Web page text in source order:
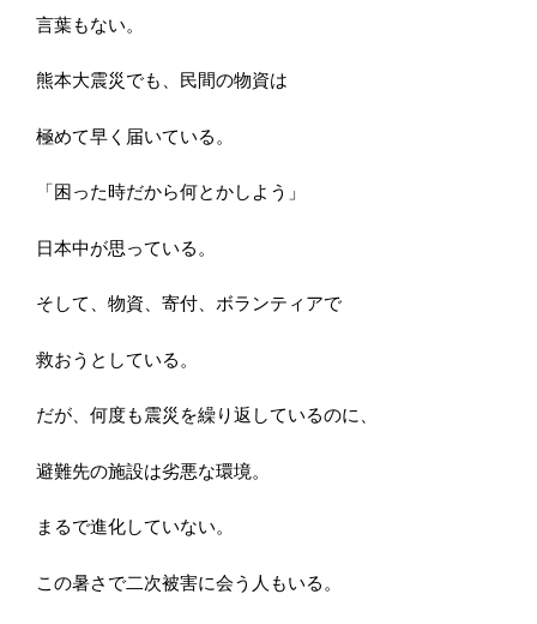
言葉もない。
熊本大震災でも、民間の物資は
極めて早く届いている。
「困った時だから何とかしよう」
日本中が思っている。
そして、物資、寄付、ボランティアで
救おうとしている。
だが、何度も震災を繰り返しているのに、
避難先の施設は劣悪な環境。
まるで進化していない。
この暑さで二次被害に会う人もいる。